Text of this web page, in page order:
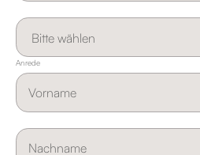
Anrede